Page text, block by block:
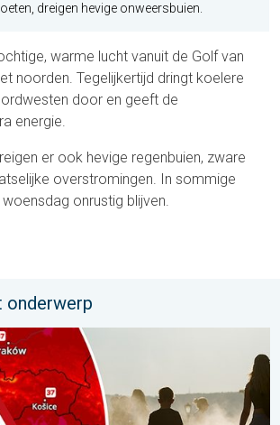
dreigen hevige onweersbuien.
warme lucht vanuit de Golf van
noorden. Tegelijkertijd dringt koelere
door en geeft de
energie.
er ook hevige regenbuien, zware
overstromingen. In sommige
onrustig blijven.
onderwerp
Europa. Tot ruim 40 graden. . . dinsdag